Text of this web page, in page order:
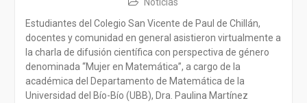
Estudiantes del Colegio San Vicente de Paul de Chillán,
docentes y comunidad en general asistieron virtualmente a
la charla de difusión científica con perspectiva de género
denominada “Mujer en Matemática”, a cargo de la
académica del Departamento de Matemática de la
Universidad del Bío-Bío (UBB), Dra. Paulina Martínez